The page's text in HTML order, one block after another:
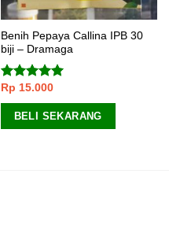
Benih Pepaya Callina IPB 30
biji – Dramaga
Dinilai5.00
dari 5
Rp 15.000
BELI SEKARANG